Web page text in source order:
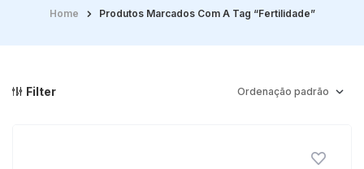
Home Produtos Marcados Com A Tag “fertilidade”
Filter